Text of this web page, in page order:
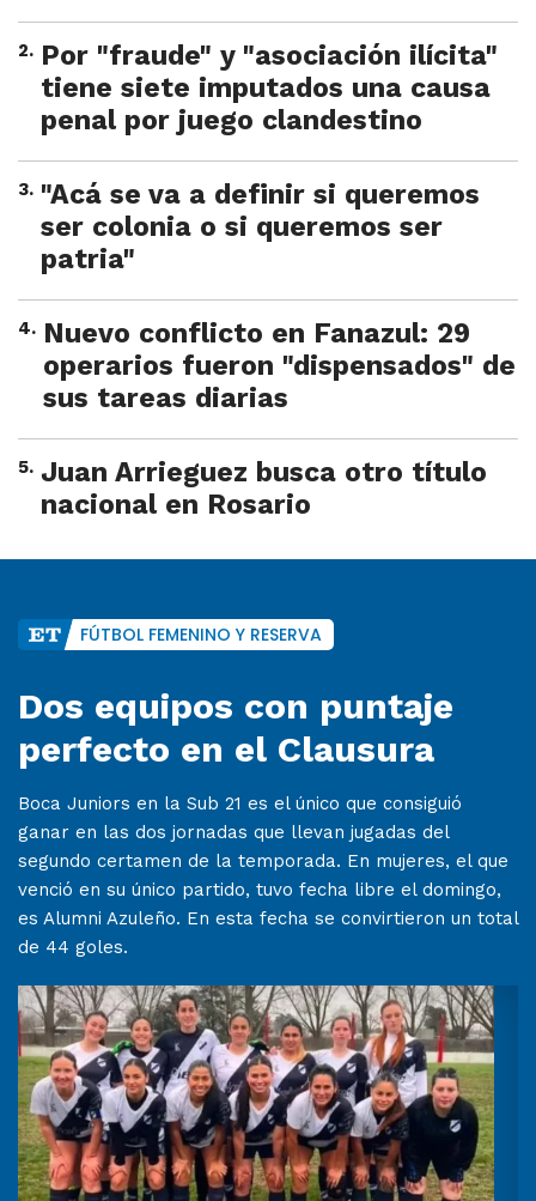
2. Por "fraude" y "asociación ilícita"
tiene siete imputados una causa
penal por juego clandestino
3. "Acá se va a definir si queremos
ser colonia o si queremos ser
patria"
4. Nuevo conflicto en Fanazul: 29
operarios fueron "dispensados" de
sus tareas diarias
5. Juan Arrieguez busca otro título
nacional en Rosario
FÚTBOL FEMENINO Y RESERVA
Dos equipos con puntaje
perfecto en el Clausura
Boca Juniors en la Sub 21 es el único que consiguió
ganar en las dos jornadas que llevan jugadas del
segundo certamen de la temporada. En mujeres, el que
venció en su único partido, tuvo fecha libre el domingo,
es Alumni Azuleño. En esta fecha se convirtieron un total
de 44 goles.